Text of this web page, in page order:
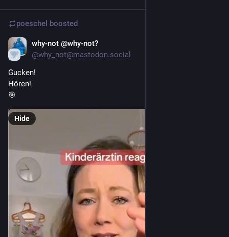
poeschel boosted
why-not @why-not?
@why_not@mastodon.social
Gucken!
Hören!
🎯
Hide